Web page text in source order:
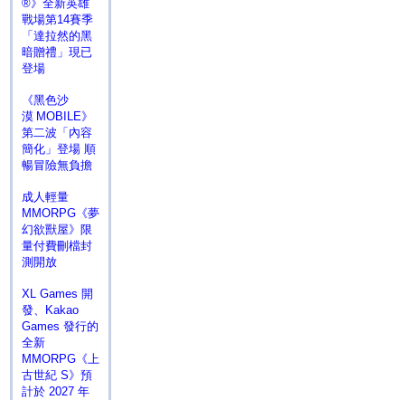
®》全新英雄
戰場第14賽季
「達拉然的黑
暗贈禮」現已
登場
《黑色沙
漠 MOBILE》
第二波「內容
簡化」登場 順
暢冒險無負擔
成人輕量
MMORPG《夢
幻欲獸屋》限
量付費刪檔封
測開放
XL Games 開
發、Kakao
Games 發行的
全新
MMORPG《上
古世紀 S》預
計於 2027 年